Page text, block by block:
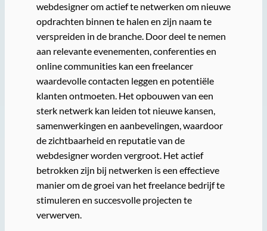
webdesigner om actief te netwerken om nieuwe
opdrachten binnen te halen en zijn naam te
verspreiden in de branche. Door deel te nemen
aan relevante evenementen, conferenties en
online communities kan een freelancer
waardevolle contacten leggen en potentiële
klanten ontmoeten. Het opbouwen van een
sterk netwerk kan leiden tot nieuwe kansen,
samenwerkingen en aanbevelingen, waardoor
de zichtbaarheid en reputatie van de
webdesigner worden vergroot. Het actief
betrokken zijn bij netwerken is een effectieve
manier om de groei van het freelance bedrijf te
stimuleren en succesvolle projecten te
verwerven.